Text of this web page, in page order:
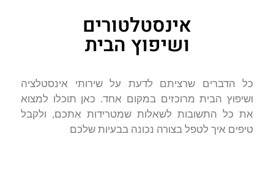
אינסטלטורים
ושיפוץ הבית
כל הדברים שרציתם לדעת על שירותי אינסטלציה
ושיפוץ הבית מרוכזים במקום אחד. כאן תוכלו למצוא
את כל התשובות לשאלות שמטרידות אתכם, ולקבל
טיפים איך לטפל בצורה נכונה בבעיות שלכם